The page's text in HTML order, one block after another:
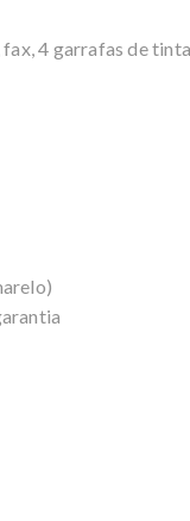
4 garrafas de